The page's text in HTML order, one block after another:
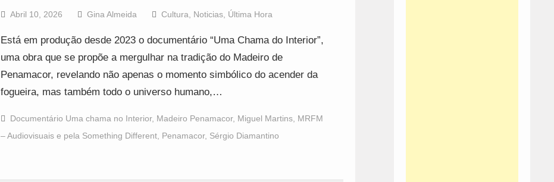
Abril 10, 2026 Gina Almeida Cultura, Noticias, Última Hora
Está em produção desde 2023 o documentário “Uma Chama do Interior”,
uma obra que se propõe a mergulhar na tradição do Madeiro de
Penamacor, revelando não apenas o momento simbólico do acender da
fogueira, mas também todo o universo humano,…
Documentário Uma chama no Interior, Madeiro Penamacor, Miguel Martins, MRFM
– Audiovisuais e pela Something Different, Penamacor, Sérgio Diamantino